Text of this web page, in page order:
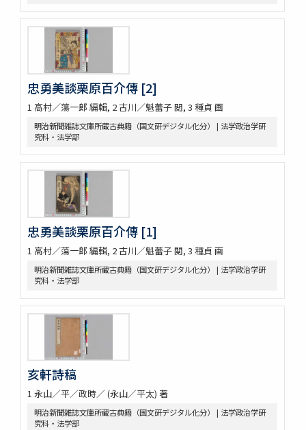
忠勇美談栗原百介傳 [2]
1 高村／蕩一郎 編輯, 2 古川／魁蕾子 閲, 3 種貞 画
明治新聞雑誌文庫所蔵古典籍（国文研デジタル化分） | 法学政治学研
究科・法学部
忠勇美談栗原百介傳 [1]
1 高村／蕩一郎 編輯, 2 古川／魁蕾子 閲, 3 種貞 画
明治新聞雑誌文庫所蔵古典籍（国文研デジタル化分） | 法学政治学研
究科・法学部
亥軒詩稿
1 永山／平／政時／ (永山／平太) 著
明治新聞雑誌文庫所蔵古典籍（国文研デジタル化分） | 法学政治学研
究科・法学部